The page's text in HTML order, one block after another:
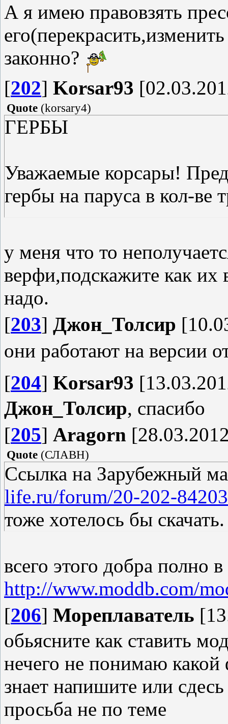
А я имею правовзять
законно?
[202] Korsar93
Quote (korsary4)
ГЕРБЫ
Уважаемые корсары!
гербы на паруса в кол-ве
Удаление: просто не
добавляются в игру не
Кстати. первый на
города Кардифф, кому-то
по фильму "Торчвуд"...
Другие два тоже чьи то
ССЫЛКА: Скачать
у меня что то
верфи,подскажите как их
надо.
[203] Джон_Толсир
они работают на версии
[204] Korsar93
Джон_Толсир, спасибо
[205] Aragorn
Quote (СЛАВН)
Ссылка на Зарубежный
life.ru/forum/20-202-
тоже хотелось бы скачать.
всего этого добра полно
http://www.moddb.com/
[206] Мореплаватель
обьясните как ставить
нечего не понимаю какой
знает напишите или
просьба не по теме